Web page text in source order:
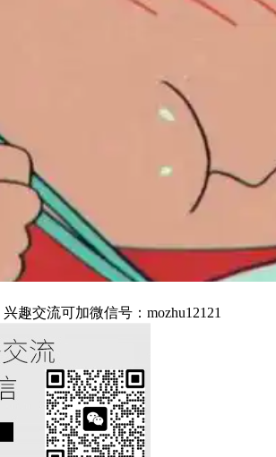
趣交流可加微信号：mozhu12121